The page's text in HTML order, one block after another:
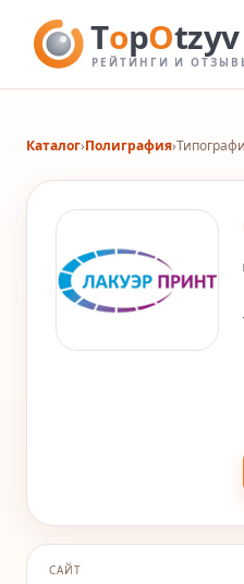
Каталог›Полиграфия›
САЙТ